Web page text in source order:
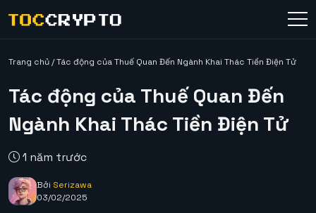
Trang chủ/Tác động của Thuế Quan Đến Ngành Khai Thác Tiền Điện Tử
Tác động của Thuế Quan Đến
Ngành Khai Thác Tiền Điện Tử
1 năm trước
Bởi Serizawa
03/02/2025